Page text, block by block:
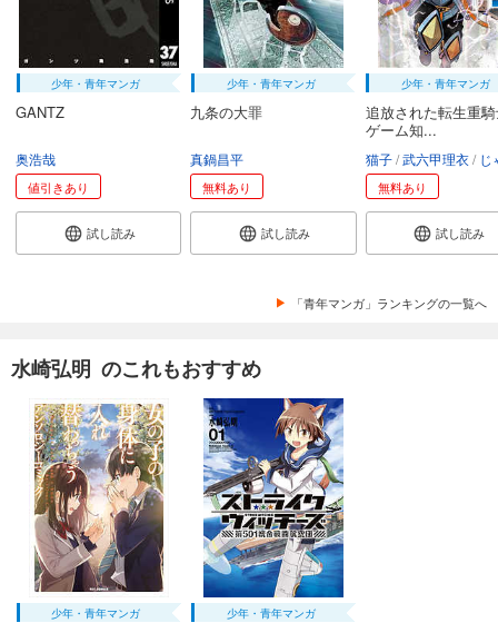
完結
カート
試し読み
あらすじを表示する
怪人開発部の黒井津さん（単話版）第44話
カート
試し読み
あらすじを表示する
怪人開発部の黒井津さん（単話版）第46話
165円 (税込)
完結
あらすじを表示する
怪人開発部の黒井津さん（単話版）第47話
少年・青年マンガ
GANTZ
奥浩哉
値引きあり
試し読み
少年・青年マンガ
九条の大罪
真鍋昌平
無料あり
試し読み
少年・青年マンガ
追放された転生重
ゲーム知...
猫子 武六甲理衣 じゃ
無料あり
試し読み
「青年マンガ」ランキングの一覧へ
水崎弘明 のこれもおすすめ
少年・青年マンガ 少年・青年マンガ